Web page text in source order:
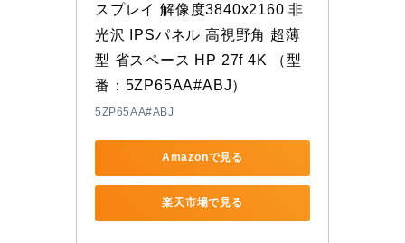
スプレイ 解像度3840x2160 非
光沢 IPSパネル 高視野角 超薄
型 省スペース HP 27f 4K （型
番：5ZP65AA#ABJ）
5ZP65AA#ABJ
Amazonで見る
楽天市場で見る